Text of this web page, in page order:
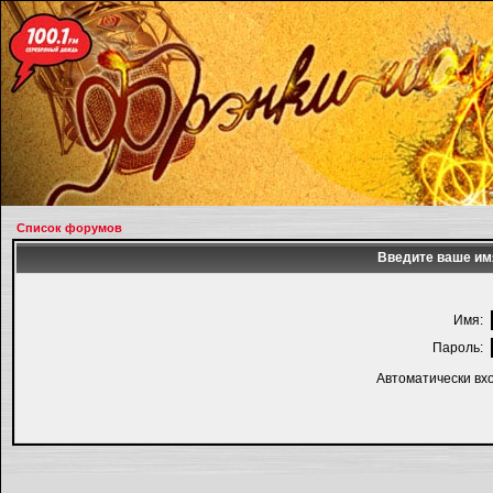
Список форумов
Введите ваше
Имя:
Пароль:
Автоматически